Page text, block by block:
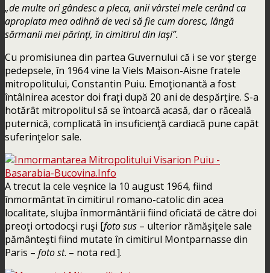
„de multe ori gândesc a pleca, anii vârstei mele cerând ca
apropiata mea odihnă de veci să fie cum doresc, lângă
sărmanii mei părinţi, în cimitirul din Iaşi”.
Cu promisiunea din partea Guvernului că i se vor şterge
pedepsele, în 1964 vine la Viels Maison-Aisne fratele
mitropolitului, Constantin Puiu. Emoţionantă a fost
întâlnirea acestor doi fraţi după 20 ani de despărţire. S-a
hotărât mitropolitul să se întoarcă acasă, dar o răceală
puternică, complicată în insuficienţă cardiacă pune capăt
suferinţelor sale.
A trecut la cele veşnice la 10 august 1964, fiind
înmormântat în cimitirul romano-catolic din acea
localitate, slujba înmormântării fiind oficiată de către doi
preoţi ortodocşi ruşi [foto sus – ulterior rămăşiţele sale
pământeşti fiind mutate în cimitirul Montparnasse din
Paris – fotost. – nota red.].